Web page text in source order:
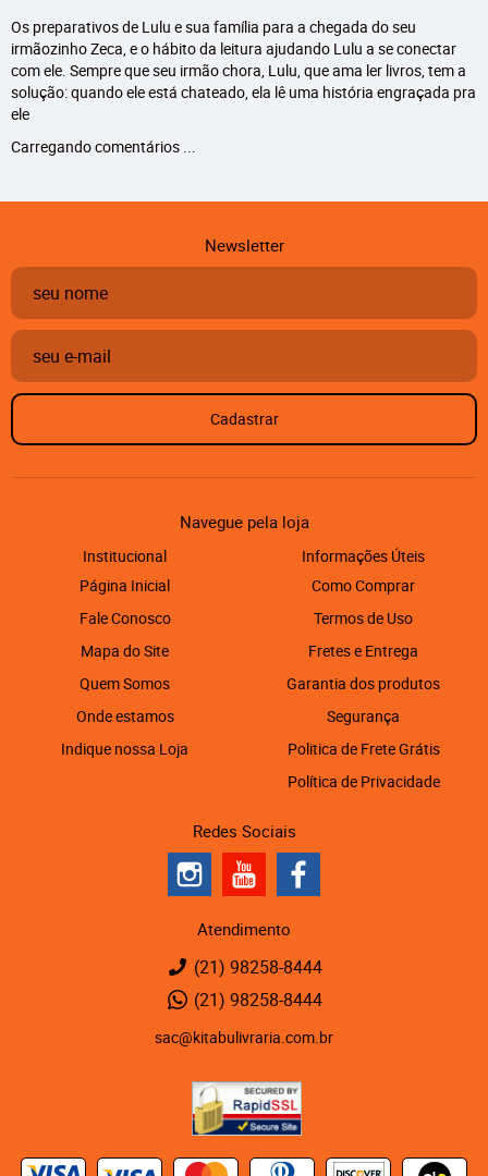
Os preparativos de Lulu e sua família para a chegada do seu
irmãozinho Zeca, e o hábito da leitura ajudando Lulu a se conectar
com ele. Sempre que seu irmão chora, Lulu, que ama ler livros, tem a
solução: quando ele está chateado, ela lê uma história engraçada pra
ele
Carregando comentários ...
Newsletter
Cadastrar
Navegue pela loja
Institucional
Página Inicial
Fale Conosco
Mapa do Site
Quem Somos
Onde estamos
Indique nossa Loja
Informações Úteis
Como Comprar
Termos de Uso
Fretes e Entrega
Garantia dos produtos
Segurança
Politica de Frete Grátis
Política de Privacidade
Redes Sociais
Atendimento
(21) 98258-8444
(21) 98258-8444
sac@kitabulivraria.com.br